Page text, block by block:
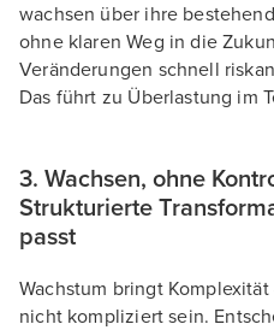
wachsen über ihre
ohne klaren Weg in die
Veränderungen schnell
Das führt zu Überlastung im
3. Wachsen, ohne
Strukturierte
passt
Wachstum bringt
nicht kompliziert sein.